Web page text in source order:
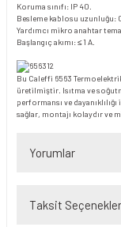
Koruma sınıfı: IP 40.
Besleme kablosu uzunluğu:
Yardımcı mikro anahtar
Başlangıç ​​akımı: ≤ 1 A.
Bu Caleffi 6563
üretilmiştir. Isıtma ve
performansı ve
sağlar, montajı kolaydır ve
Yorumlar
Taksit